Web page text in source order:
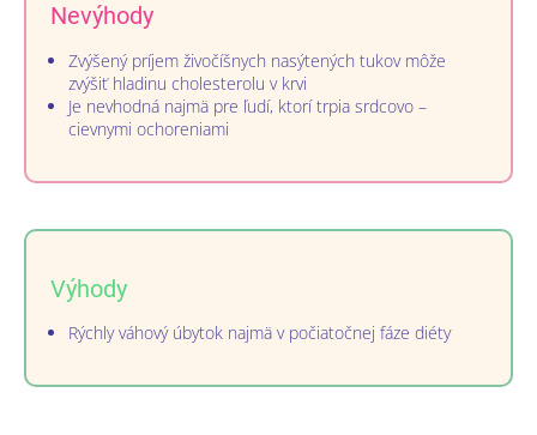
Nevýhody
Zvýšený príjem živočíšnych nasýtených tukov môže
zvýšiť hladinu cholesterolu v krvi
Je nevhodná najmä pre ľudí, ktorí trpia srdcovo –
cievnymi ochoreniami
Výhody
Rýchly váhový úbytok najmä v počiatočnej fáze diéty